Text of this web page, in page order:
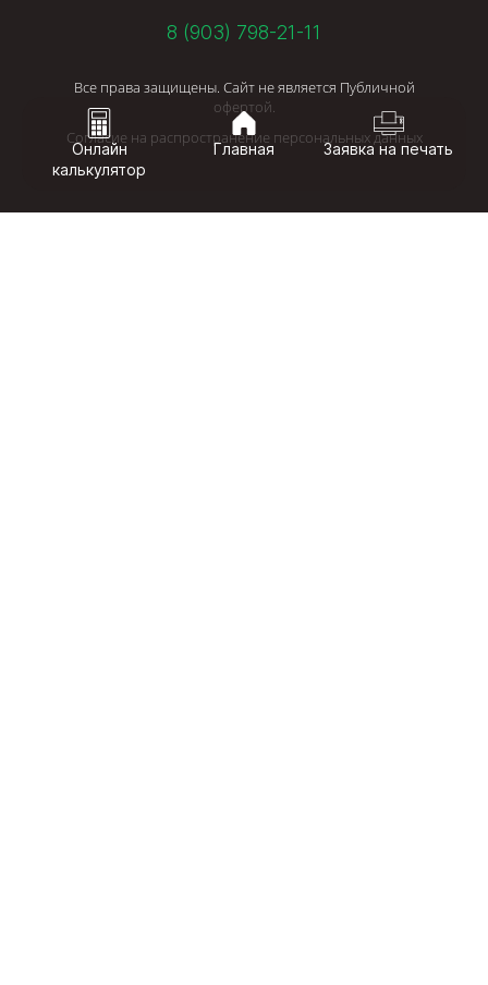
Онлайн
калькулятор
Главная Заявка на печать
8 (903) 798-21-11
Все права защищены. Сайт не является Публичной
офертой.
Согласие на распространение персональных данных